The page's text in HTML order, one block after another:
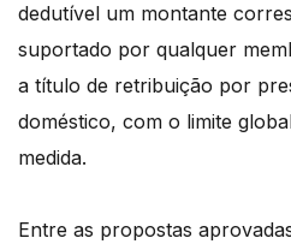
dedutível um montante
suportado por qualquer
a título de retribuição por
doméstico, com o limite
medida.
Entre as propostas